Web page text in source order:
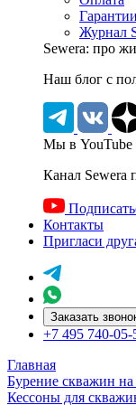
Гарантии
Журнал
Sewera: про
Наш блог c
Мы в YouTube
Канал Sewera
Контакты
Пригласи
Заказать
+7 495 740-05-
Главная
Бурение скважин на
Кессоны для